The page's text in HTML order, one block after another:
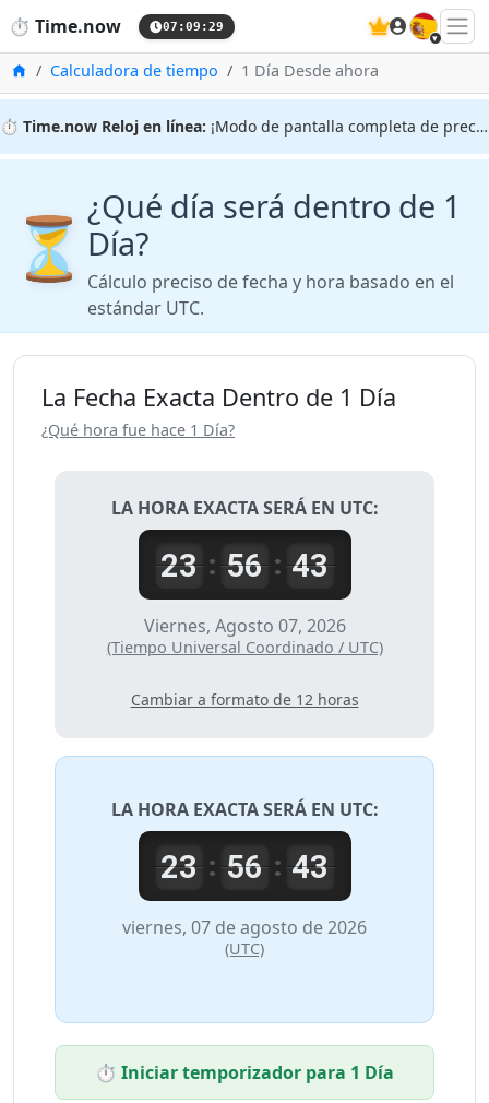
⏱️ Time.now 07:09:30 🇪🇸
InicioCalculadora de tiempo 1 Día Desde ahora
⏱️ Time.now Reloj en línea: ¡Modo de pantalla completa de precisión!
⏳ ¿Qué día será dentro de 1
Día?
Cálculo preciso de fecha y hora basado en el
estándar UTC.
La Fecha Exacta Dentro de 1 Día
¿Qué hora fue hace 1 Día?
LA HORA EXACTA SERÁ EN UTC:
23: 56: 43
Viernes, Agosto 07, 2026
(Tiempo Universal Coordinado / UTC)
Cambiar a formato de 12 horas
LA HORA EXACTA SERÁ EN UTC:
23: 56: 43
viernes, 07 de agosto de 2026
(UTC)
⏱️ Iniciar temporizador para 1 Día